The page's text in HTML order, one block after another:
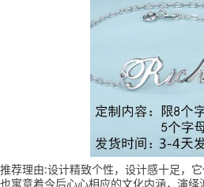
推荐理由:设计精致个性，设计感十足，
也寓意着今后心心相应的文化内涵，演